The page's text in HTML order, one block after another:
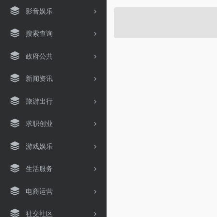
影音娱乐
搜索查询
政府公共
新闻资讯
旅游出行
求职创业
游戏娱乐
生活服务
电商运营
社交社区